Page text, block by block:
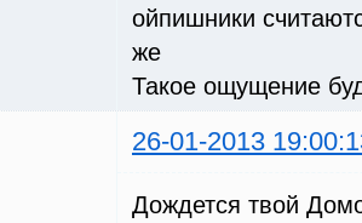
ойпишники
же
Такое ощущение
26-01-2013
Дождется твой